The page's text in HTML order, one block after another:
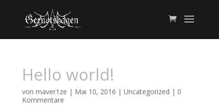
Hello world!
von maver1ze | Mai 10, 2016 | Uncategorized | 0
Kommentare